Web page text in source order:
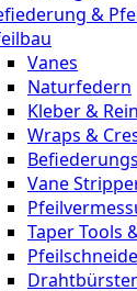
&
Vanes
Naturfedern
Kleber &
Wraps &
Vane
Taper Tools